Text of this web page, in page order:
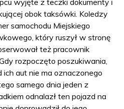
obok taksówki. Koledzy
samochodu Miejskiego
który ruszył w stronę
też pracownik
rozpoczęto poszukiwania,
aut nie ma oznaczonego
samego dnia jeden z
odnalazł ten pojazd na